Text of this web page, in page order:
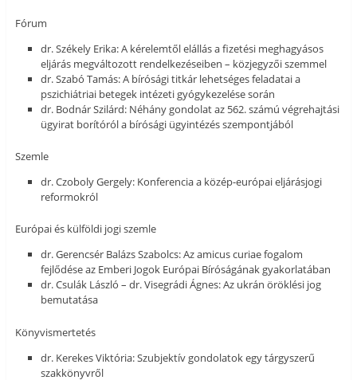
Fórum
dr. Székely Erika: A kérelemtől elállás a fizetési meghagyásos
eljárás megváltozott rendelkezéseiben – közjegyzői szemmel
dr. Szabó Tamás: A bírósági titkár lehetséges feladatai a
pszichiátriai betegek intézeti gyógykezelése során
dr. Bodnár Szilárd: Néhány gondolat az 562. számú végrehajtási
ügyirat borítóról a bírósági ügyintézés szempontjából
Szemle
dr. Czoboly Gergely: Konferencia a közép-európai eljárásjogi
reformokról
Európai és külföldi jogi szemle
dr. Gerencsér Balázs Szabolcs: Az amicus curiae fogalom
fejlődése az Emberi Jogok Európai Bíróságának gyakorlatában
dr. Csulák László – dr. Visegrádi Ágnes: Az ukrán öröklési jog
bemutatása
Könyvismertetés
dr. Kerekes Viktória: Szubjektív gondolatok egy tárgyszerű
szakkönyvről